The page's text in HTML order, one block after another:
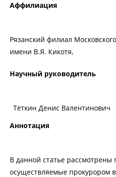
Аффилиация
Рязанский филиал
имени В.Я. Кикотя,
Научный руководитель
Тёткин Денис Валентинович
Аннотация
В данной статье рассмотрены
осуществляемые прокурором